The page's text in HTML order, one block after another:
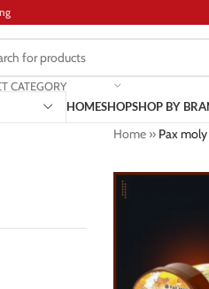
CATEGORY
HOMESHOPSHOP BY
Home» Pax